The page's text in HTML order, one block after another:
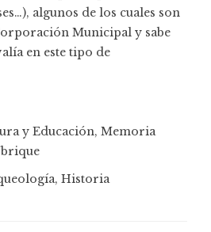
algunos de los cuales son
Municipal y sabe
en este tipo de
y Educación, Memoria
, Historia